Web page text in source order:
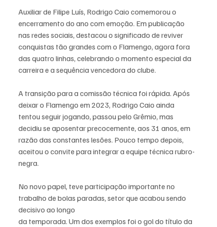
Auxiliar de Filipe Luís, Rodrigo Caio comemorou o
encerramento do ano com emoção. Em publicação
nas redes sociais, destacou o significado de reviver
conquistas tão grandes com o Flamengo, agora fora
das quatro linhas, celebrando o momento especial da
carreira e a sequência vencedora do clube.
A transição para a comissão técnica foi rápida. Após
deixar o Flamengo em 2023, Rodrigo Caio ainda
tentou seguir jogando, passou pelo Grêmio, mas
decidiu se aposentar precocemente, aos 31 anos, em
razão das constantes lesões. Pouco tempo depois,
aceitou o convite para integrar a equipe técnica rubro-
negra.
No novo papel, teve participação importante no
trabalho de bolas paradas, setor que acabou sendo
decisivo ao longo
da temporada. Um dos exemplos foi o gol do título da